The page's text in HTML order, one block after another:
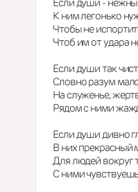
К ним легонько
Чтобы не
Чтоб им от удара
Если души так
Словно разум
На служенье,
Рядом с ними
Если души дивно
В них прекрасный
Для людей вокруг
С ними